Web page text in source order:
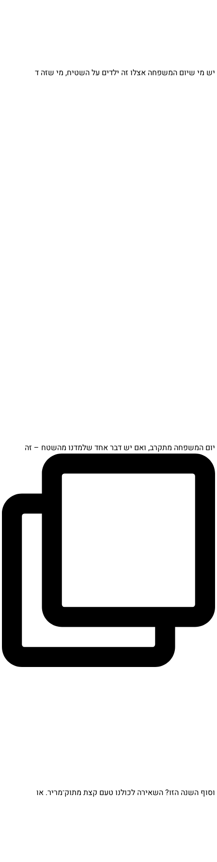
מי שיום המשפחה אצלו זה ילדים על השטיח, מי שזה ד
המשפחה מתקרב, ואם יש דבר אחד שלמדנו מהשטח – זה
השנה הזו? השאירה לכולנו טעם קצת מתוק־מריר. או